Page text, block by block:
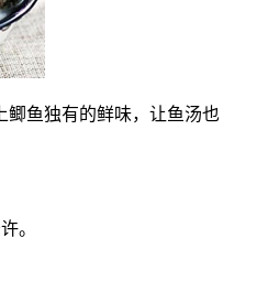
鲫鱼独有的鲜味，让鱼汤也
。